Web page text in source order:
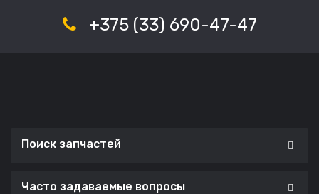
+375 (33) 690-47-47
Поиск запчастей
Часто задаваемые вопросы